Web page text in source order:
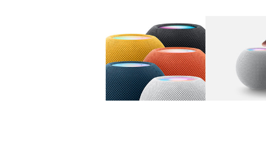
图库 图像 1